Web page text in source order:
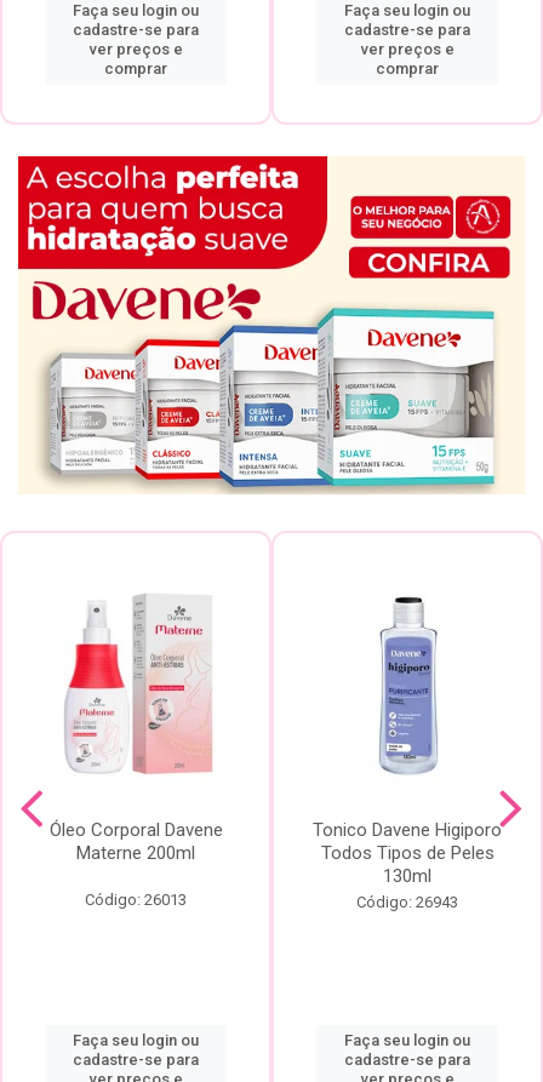
Faça seu login ou
cadastre-se para
ver preços e
comprar
Faça seu login ou
cadastre-se para
ver preços e
comprar
Óleo Corporal Davene
Materne 200ml
Código: 26013
Faça seu login ou
cadastre-se para
Tonico Davene Higiporo
Todos Tipos de Peles
130ml
Código: 26943
Faça seu login ou
cadastre-se para